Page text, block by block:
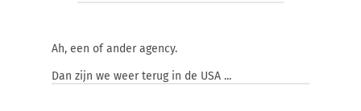
Ah, een of ander agency.
Dan zijn we weer terug in de USA ...